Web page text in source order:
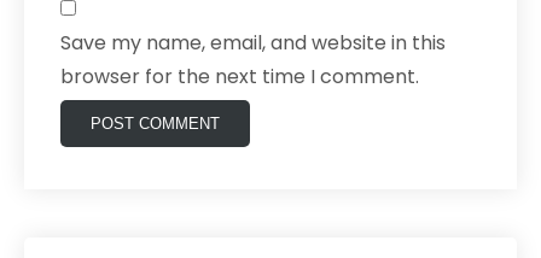
Save my name, email, and website in this
browser for the next time I comment.